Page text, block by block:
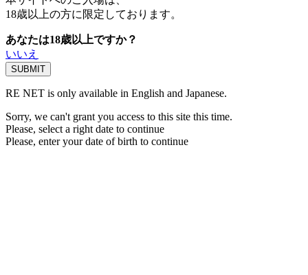
18歳以上の方に限定しております。
あなたは18歳以上ですか？
いいえ
RE NET is only available in English and Japanese.
Sorry, we can't grant you access to this site this time.
Please, select a right date to continue
Please, enter your date of birth to continue